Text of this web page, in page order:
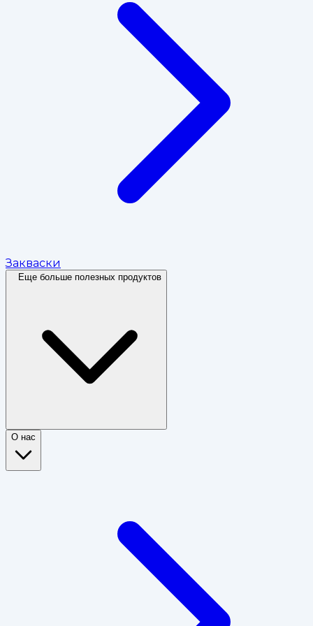
Закваски
Еще больше полезных продуктов
О нас